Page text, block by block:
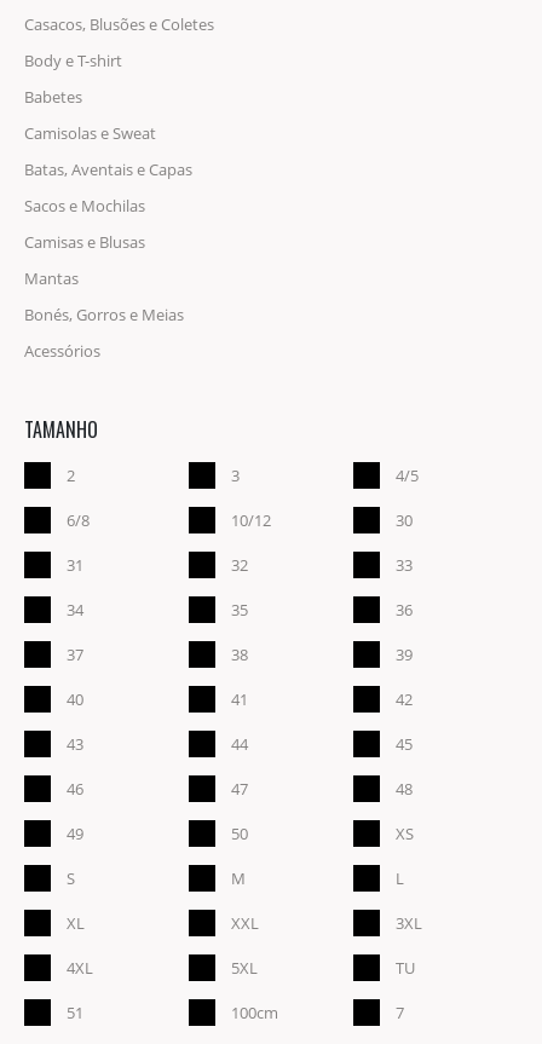
Casacos, Blusões e Coletes
Body e T-shirt
Babetes
Camisolas e Sweat
Batas, Aventais e Capas
Sacos e Mochilas
Camisas e Blusas
Mantas
Bonés, Gorros e Meias
Acessórios
TAMANHO
2 3 4/5
6/8 10/12 30
31 32 33
34 35 36
37 38 39
40 41 42
43 44 45
46 47 48
49 50 XS
S M L
XL XXL 3XL
4XL 5XL TU
51 100cm 7